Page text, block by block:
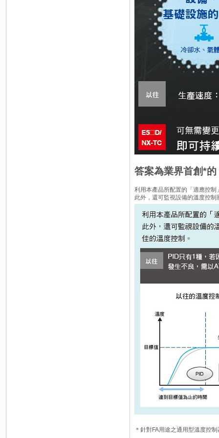
答案為業界首創*
利用本產品所配置的「適應控
此外，還可監視設備的溫度控
＊針對FA用途之通用型溫度控